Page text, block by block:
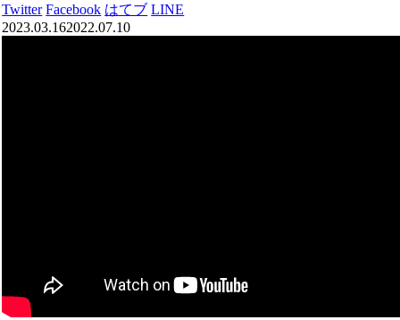
Twitter Facebook はてブ LINE
2023.03.162022.07.10